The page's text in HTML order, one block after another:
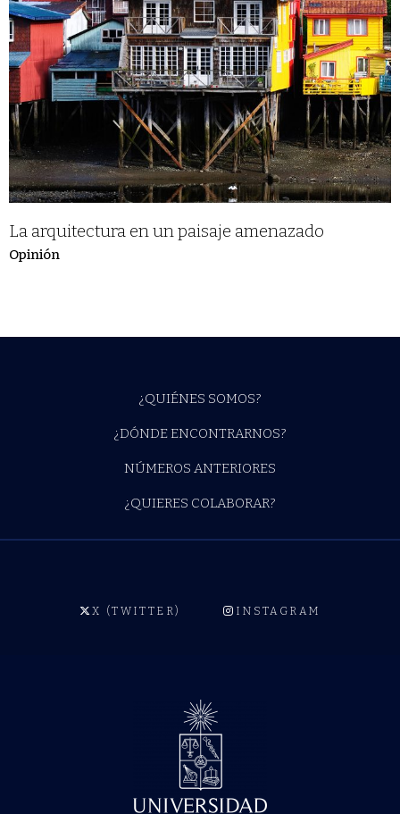
La arquitectura en un paisaje amenazado
Opinión
¿QUIÉNES SOMOS?
¿DÓNDE ENCONTRARNOS?
NÚMEROS ANTERIORES
¿QUIERES COLABORAR?
X (TWITTER) INSTAGRAM